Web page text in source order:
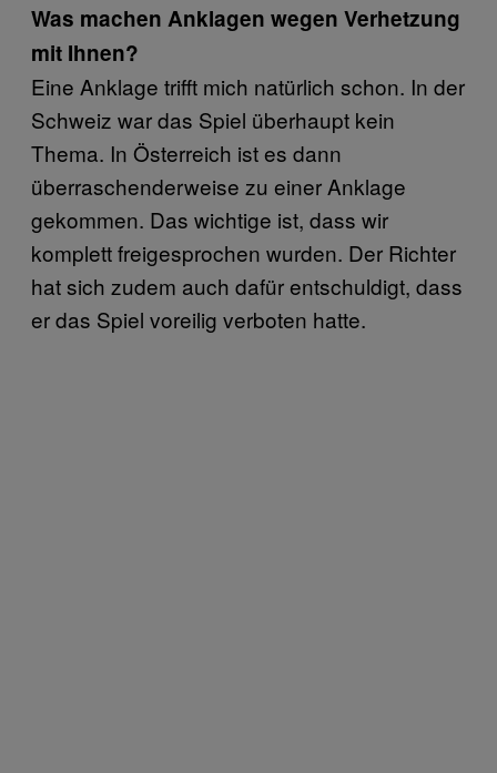
Was machen Anklagen wegen Verhetzung
mit Ihnen?
Eine Anklage trifft mich natürlich schon. In der
Schweiz war das Spiel überhaupt kein
Thema. In Österreich ist es dann
überraschenderweise zu einer Anklage
gekommen. Das wichtige ist, dass wir
komplett freigesprochen wurden. Der Richter
hat sich zudem auch dafür entschuldigt, dass
er das Spiel voreilig verboten hatte.